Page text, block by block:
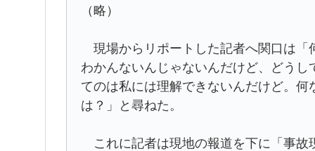
（略）
現場からリポートした記者へ関口は
わかんないんじゃないんだけど、どう
てのは私には理解できないんだけど。
は？」と尋ねた。
これに記者は現地の報道を下に「事故